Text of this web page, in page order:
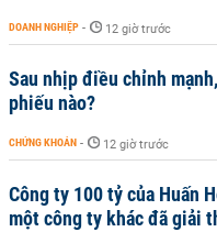
DOANH NGHIỆP - 12 giờ trước
Sau nhịp điều chỉnh
phiếu nào?
CHỨNG KHOÁN - 12 giờ trước
Công ty 100 tỷ của Huấn
một công ty khác đã giải